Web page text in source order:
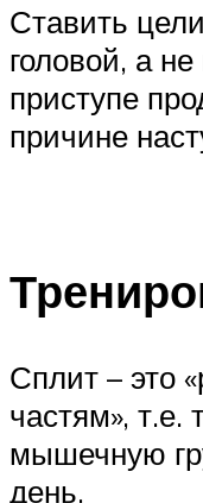
Ставить
головой, а
приступе
причине
Сплит – это
частям»,
мышечную
день.